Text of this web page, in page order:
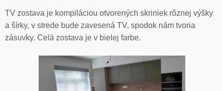
TV zostava je kompiláciou otvorených skriniek rôznej výšky
a šírky, v strede bude zavesená TV, spodok nám tvoria
zásuvky. Celá zostava je v bielej farbe.